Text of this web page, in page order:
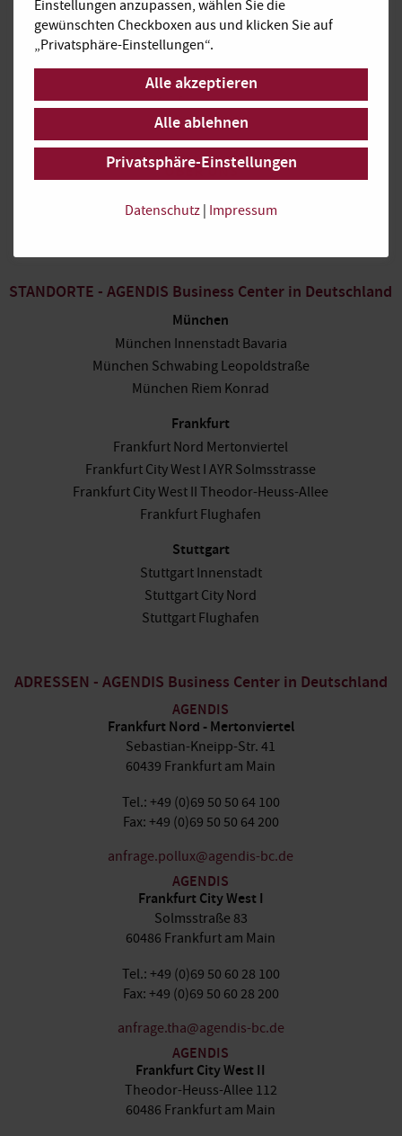
PRODUKTE
Büroraum
Virtual Office
Konferenzraum
Services
ÜBER UNS
AGENDIS Gruppe
News
STANDORTE - AGENDIS Business Center in Deutschland
München
München Innenstadt Bavaria
München Schwabing Leopoldstraße
München Riem Konrad
Frankfurt
Frankfurt Nord Mertonviertel
Frankfurt City West I AYR Solmsstrasse
Frankfurt City West II Theodor-Heuss-Allee
Frankfurt Flughafen
Stuttgart
Stuttgart Innenstadt
Stuttgart City Nord
Stuttgart Flughafen
ADRESSEN - AGENDIS Business Center in Deutschland
AGENDIS
Frankfurt Nord - Mertonviertel
Sebastian-Kneipp-Str. 41
60439 Frankfurt am Main
Tel.: +49 (0)69 50 50 64 100
Fax: +49 (0)69 50 50 64 200
anfrage.pollux@agendis-bc.de
AGENDIS
Frankfurt City West I
Solmsstraße 83
60486 Frankfurt am Main
Tel.: +49 (0)69 50 60 28 100
Fax: +49 (0)69 50 60 28 200
anfrage.tha@agendis-bc.de
AGENDIS
Frankfurt City West II
Theodor-Heuss-Allee 112
60486 Frankfurt am Main
Einstellungen anzupassen, wählen Sie die
gewünschten Checkboxen aus und klicken Sie auf
„Privatsphäre-Einstellungen“.
Alle akzeptieren
Alle ablehnen
Privatsphäre-Einstellungen
Datenschutz Impressum